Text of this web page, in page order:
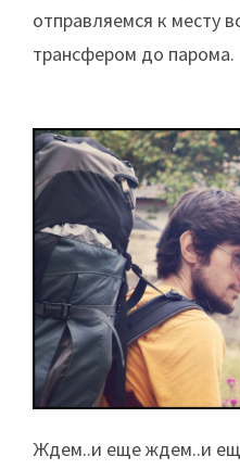
отправляемся к месту
трансфером до парома.
Ждем..и еще ждем..и